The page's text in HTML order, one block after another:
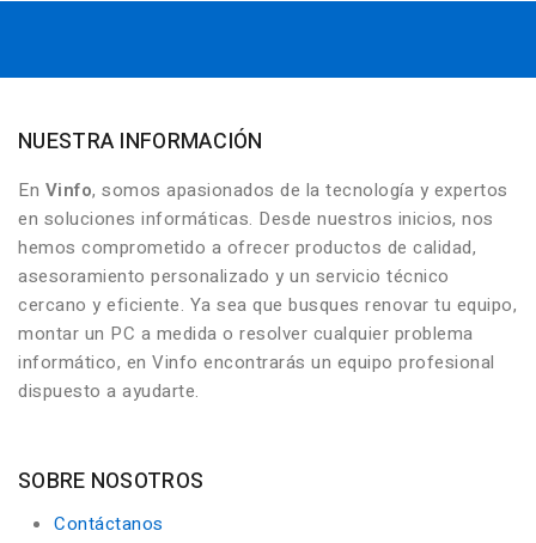
NUESTRA INFORMACIÓN
En Vinfo, somos apasionados de la tecnología y expertos
en soluciones informáticas. Desde nuestros inicios, nos
hemos comprometido a ofrecer productos de calidad,
asesoramiento personalizado y un servicio técnico
cercano y eficiente. Ya sea que busques renovar tu equipo,
montar un PC a medida o resolver cualquier problema
informático, en Vinfo encontrarás un equipo profesional
dispuesto a ayudarte.
SOBRE NOSOTROS
Contáctanos